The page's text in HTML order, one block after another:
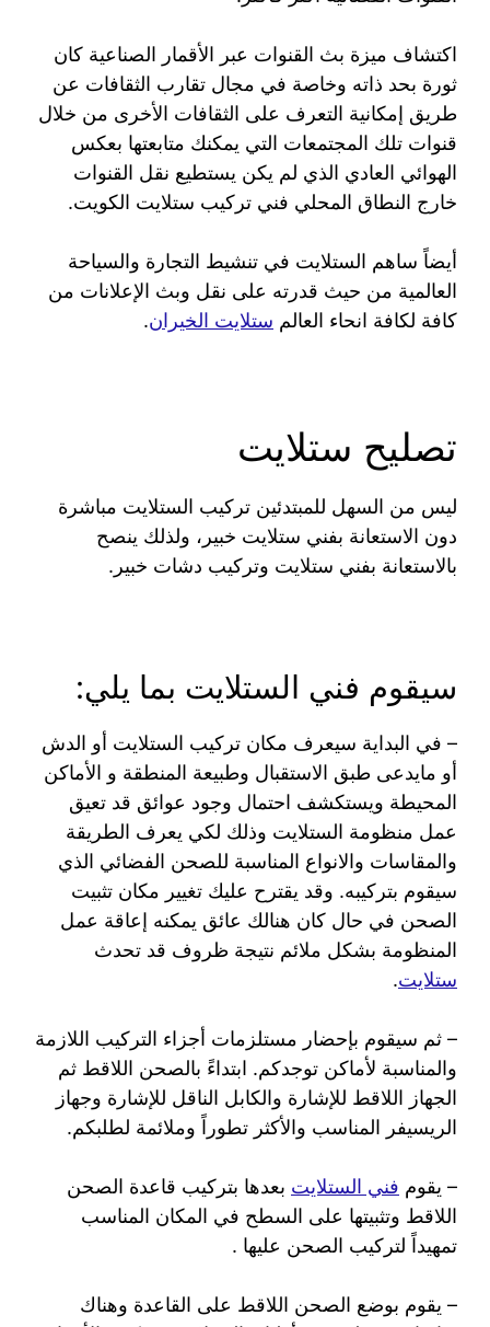
اكتشاف ميزة بث القنوات عبر الأقمار الصناعية كان
ثورة بحد ذاته وخاصة في مجال تقارب الثقافات عن
طريق إمكانية التعرف على الثقافات الأخرى من خلال
قنوات تلك المجتمعات التي يمكنك متابعتها بعكس
الهوائي العادي الذي لم يكن يستطيع نقل القنوات
خارج النطاق المحلي فني تركيب ستلايت الكويت.
أيضاً ساهم الستلايت في تنشيط التجارة والسياحة
العالمية من حيث قدرته على نقل وبث الإعلانات من
كافة لكافة انحاء العالم ستلايت الخيران.
تصليح ستلايت
ليس من السهل للمبتدئين تركيب الستلايت مباشرة
دون الاستعانة بفني ستلايت خبير، ولذلك ينصح
بالاستعانة بفني ستلايت وتركيب دشات خبير.
سيقوم فني الستلايت بما يلي:
– في البداية سيعرف مكان تركيب الستلايت أو الدش
أو مايدعى طبق الاستقبال وطبيعة المنطقة و الأماكن
المحيطة ويستكشف احتمال وجود عوائق قد تعيق
عمل منظومة الستلايت وذلك لكي يعرف الطريقة
والمقاسات والانواع المناسبة للصحن الفضائي الذي
سيقوم بتركيبه. وقد يقترح عليك تغيير مكان تثبيت
الصحن في حال كان هنالك عائق يمكنه إعاقة عمل
المنظومة بشكل ملائم نتيجة ظروف قد تحدث
ستلايت.
– ثم سيقوم بإحضار مستلزمات أجزاء التركيب اللازمة
والمناسبة لأماكن توجدكم. ابتداءً بالصحن اللاقط ثم
الجهاز اللاقط للإشارة والكابل الناقل للإشارة وجهاز
الريسيفر المناسب والأكثر تطوراً وملائمة لطلبكم.
– يقوم فني الستلايت بعدها بتركيب قاعدة الصحن
اللاقط وتثبيتها على السطح في المكان المناسب
تمهيداً لتركيب الصحن عليها .
– يقوم بوضع الصحن اللاقط على القاعدة وهناك